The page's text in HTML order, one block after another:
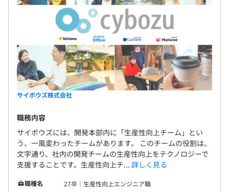
サイボウズ株式会社
職務内容
サイボウズには、開発本部内に「生産性向上チーム」とい
う、一風変わったチームがあります。 このチームの役割は、
文字通り、社内の開発チームの生産性向上をテクノロジーで
支援することです。生産性向上チ... 詳しく見る
職種名
27卒｜生産性向上エンジニア職